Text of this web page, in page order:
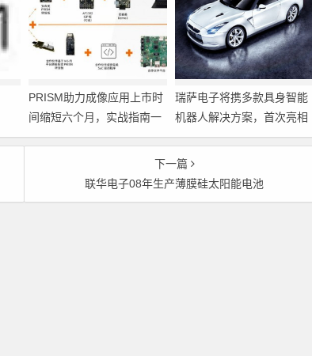
PRISM助力成像应用上市时
间缩短六个月，实战指南一
文解读
瑞萨电子将携多款具身智能
机器人解决方案，首次亮相
2026中国具身智能机器人产
业大会
下一篇
联华电子08年生产薄膜硅太阳能电池